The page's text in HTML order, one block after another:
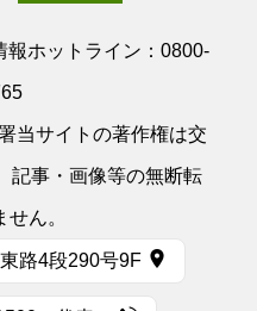
ホットライン： 0800-
当サイトの著作権は交
記事・画像等の無断転
ん。
路4段290号9F